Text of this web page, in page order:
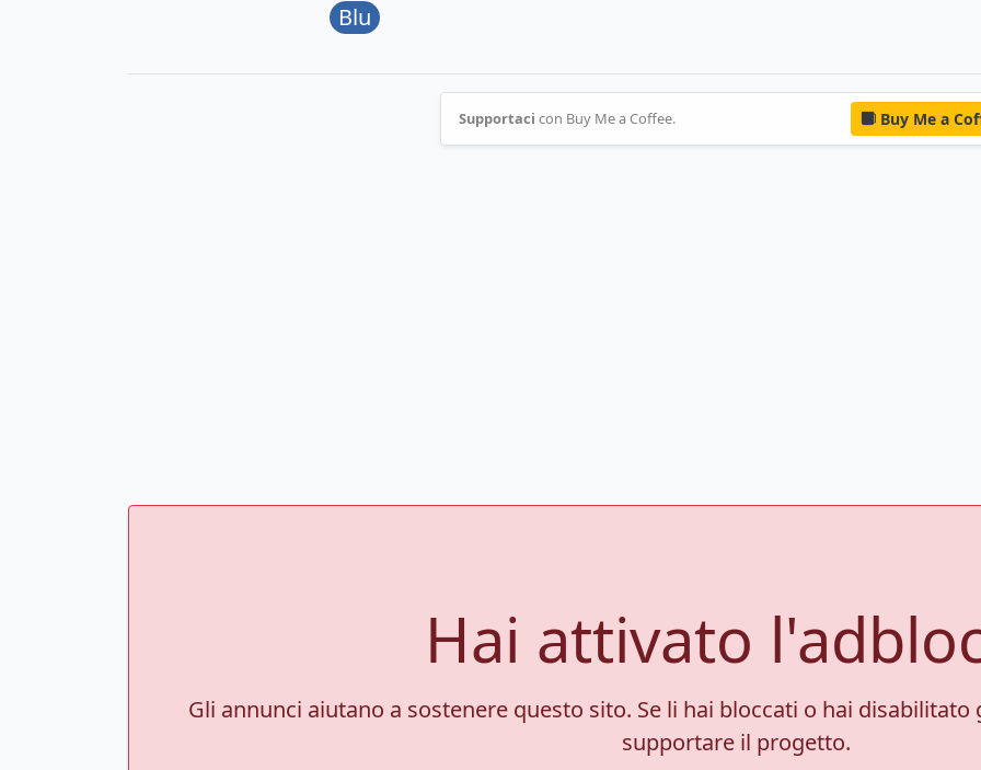
Blu
Supportaci con Buy Me a Coffee. Buy Me a
Hai attivato
Gli annunci aiutano a sostenere questo sito. Se li hai bloccati o hai
supportare il progetto.